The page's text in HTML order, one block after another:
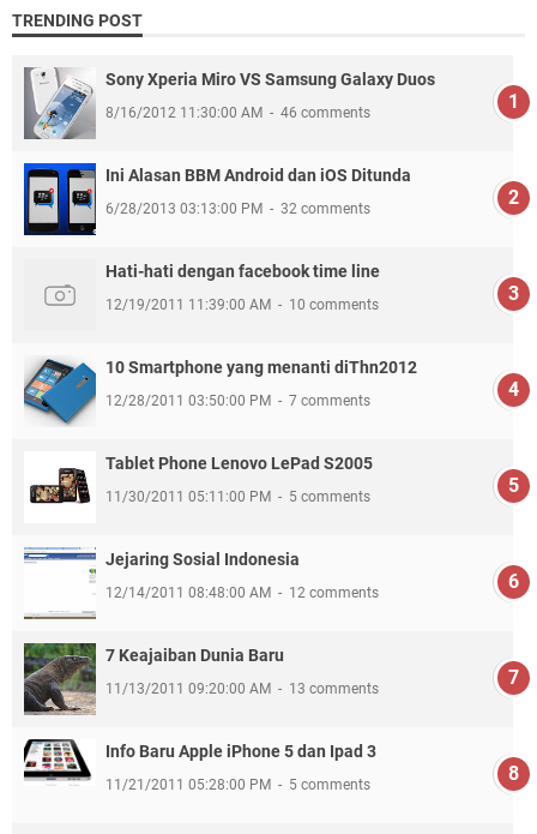
TRENDING POST
Sony Xperia Miro VS Samsung Galaxy Duos
8/16/2012 11:30:00 AM 46 comments
Ini Alasan BBM Android dan iOS Ditunda
6/28/2013 03:13:00 PM 32 comments
Hati-hati dengan facebook time line
12/19/2011 11:39:00 AM 10 comments
10 Smartphone yang menanti diThn2012
12/28/2011 03:50:00 PM 7 comments
Tablet Phone Lenovo LePad S2005
11/30/2011 05:11:00 PM 5 comments
Jejaring Sosial Indonesia
12/14/2011 08:48:00 AM 12 comments
7 Keajaiban Dunia Baru
11/13/2011 09:20:00 AM 13 comments
Info Baru Apple iPhone 5 dan Ipad 3
11/21/2011 05:28:00 PM 5 comments